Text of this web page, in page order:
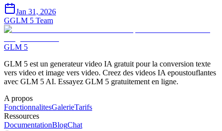
Jan 31, 2026
GGLM 5 Team
GLM 5
GLM 5 est un generateur video IA gratuit pour la conversion texte
vers video et image vers video. Creez des videos IA epoustouflantes
avec GLM 5 AI. Essayez GLM 5 gratuitement en ligne.
A propos
FonctionnalitesGalerieTarifs
Ressources
DocumentationBlogChat